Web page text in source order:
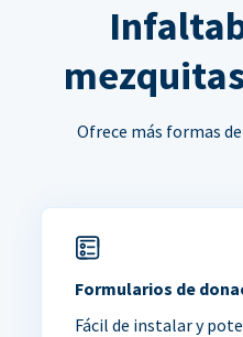
Ofrece más formas
Formularios de
Fácil de instalar y